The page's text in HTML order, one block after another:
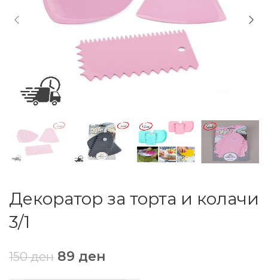
Декоратор за торта и колачи
3/1
150ден 89 ден